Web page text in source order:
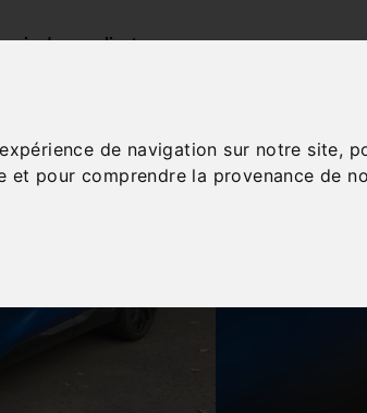
de navigation sur notre site,
pour comprendre la provenance de
avis de nos clients